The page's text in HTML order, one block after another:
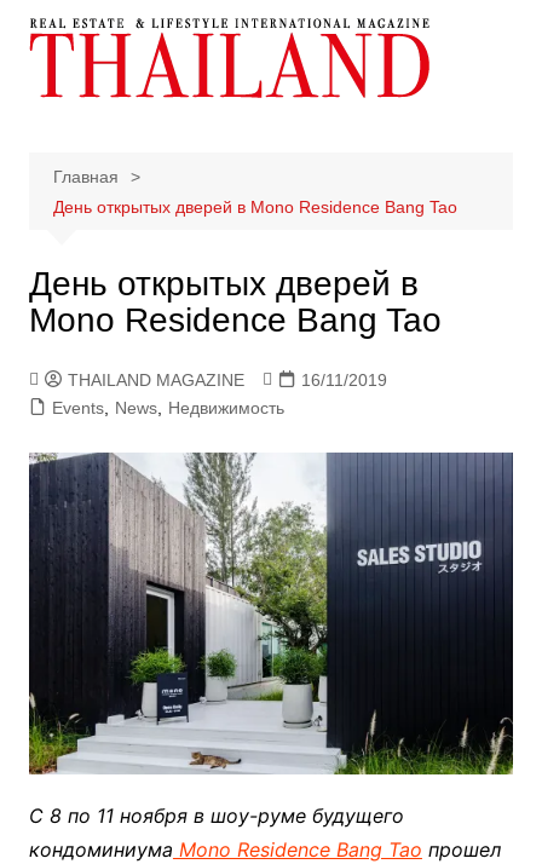
Перейти
Главная
День открытых дверей в Mono Residence Bang Tao
День открытых дверей в
Mono Residence Bang Tao
THAILAND MAGAZINE
16/11/2019
Events, News, Недвижимость
C 8 по 11 ноября в шоу-руме будущего
кондоминиума Mono Residence Bang Tao прошел